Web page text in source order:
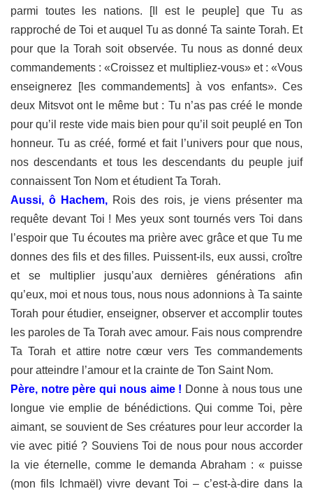
parmi toutes les nations. [Il est le peuple] que Tu as
rapproché de Toi et auquel Tu as donnéTa sainte Torah. Et
pour que la Torah soit observée. Tu nous as donné deux
commandements : «Croissez et multipliez-vous» et : «Vous
enseignerez
[les commandements] à vos enfants». Ces
deux Mitsvot ont le même but : Tu n’as pas créé le monde
pour qu’il reste vide mais bien pour qu’il soit peuplé en Ton
honneur. Tu as créé, formé et fait l’univers pour que nous,
nosdescendants et tous les descendants du peuple juif
connaissent Ton Nom etétudient Ta Torah.
Aussi, ô Hachem, Rois des rois, je viens présenter ma
requête devant Toi ! Mes yeux sont tournés vers Toi dans
l’espoir que Tu écoutes ma prièreavec grâce et que Tu me
donnes des fils et des filles. Puissent-ils, eux aussi, croître
et se multiplier jusqu’aux dernières générations afin
qu’eux, moi et nous tous, nous nous adonnions à Ta sainte
Torah pour étudier, enseigner, observer et accomplir toutes
les paroles de Ta Torah avec amour. Fais nous comprendre
Ta Torah et attire notre cœur vers Tes commandements
pour atteindre l’amour et la crainte de Ton Saint Nom.
Père, notre père qui nous aime ! Donne à nous tous une
longue vieemplie de bénédictions. Qui comme Toi, père
aimant, se souvient de Ses créatures pour leur accorder la
vie avec pitié ? Souviens Toi de nous pour nous accorder
la vie éternelle, comme le demanda Abraham : « puisse
(mon fils Ichmaël) vivre devant Toi – c’est-à-dire dans la